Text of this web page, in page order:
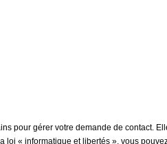
pour gérer votre demande de contact.
« informatique et libertés », vous